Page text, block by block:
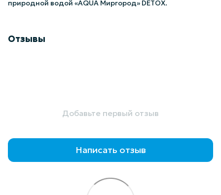
природной водой «AQUA Миргород» DETOX.
Отзывы
Добавьте первый отзыв
Написать отзыв